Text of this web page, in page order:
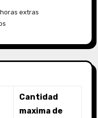
extras
Cantidad
maxima de